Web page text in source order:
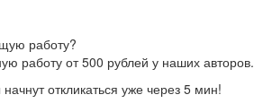
работу?
работу от 500 рублей у наших авторов.
откликаться уже через 5 мин!